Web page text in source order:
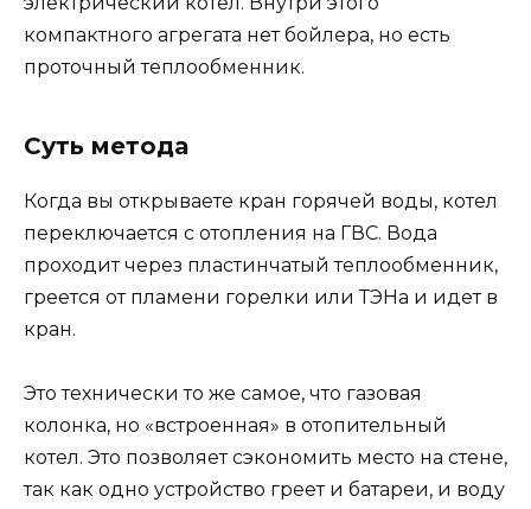
компактного агрегата нет бойлера, но есть
проточный теплообменник.
Суть метода
Когда вы открываете кран горячей воды, котел
переключается с отопления на ГВС. Вода
проходит через пластинчатый теплообменник,
греется от пламени горелки или ТЭНа и идет в
кран.
Это технически то же самое, что газовая
колонка, но «встроенная» в отопительный
котел. Это позволяет сэкономить место на стене,
так как одно устройство греет и батареи, и воду